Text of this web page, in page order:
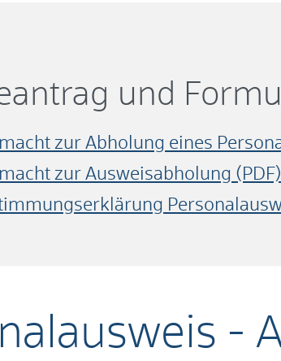
-
und
zur Abholung eines
zur Ausweisabholung (PDF)